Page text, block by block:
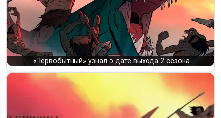
«Первобытный» узнал о дате выхода 2 сезона